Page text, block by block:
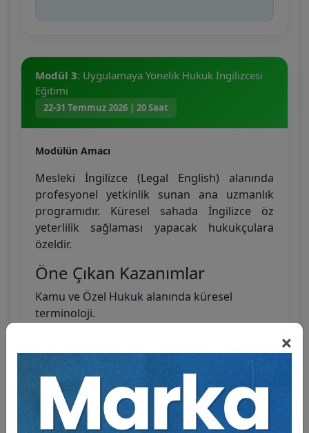
×
Modül 3: Uygulamaya Yönelik Hukuk İngilizcesi
Eğitimi
22-31 Temmuz 2026 | 20 Saat
Modülün Amacı
Mesleki İngilizce (Legal English) alanında
profesyonel yetkinlik sunan ana uzmanlık
programıdır. Küresel sahada İngilizce öz
yeterlilik sağlaması yapacak hukukçulara
özeldir.
Öne Çıkan Kazanımlar
Kamu ve Özel Hukuk alanında küresel
terminoloji.
Hukuki doküman yorumlama ve hazırlama
becerisi.
Modül Müfredatı